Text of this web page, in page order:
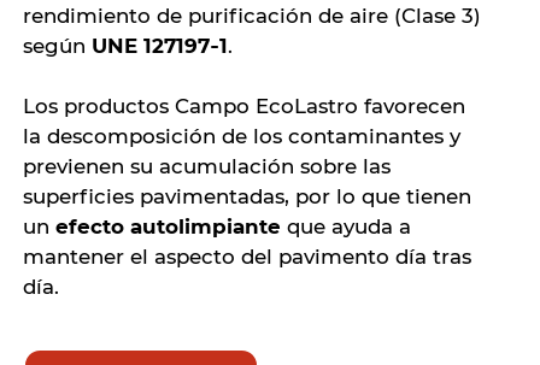
rendimiento de purificación de aire (Clase 3)
según UNE 127197‐1.
Los productos Campo EcoLastro favorecen
la descomposición de los contaminantes y
previenen su acumulación sobre las
superficies pavimentadas, por lo que tienen
un efecto autolimpiante que ayuda a
mantener el aspecto del pavimento día tras
día.